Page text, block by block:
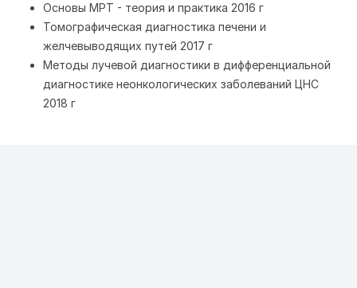
Основы МРТ - теория и практика 2016 г
Томографическая диагностика печени и
желчевыводящих путей 2017 г
Методы лучевой диагностики в дифференциальной
диагностике неонкологических заболеваний ЦНС
2018 г